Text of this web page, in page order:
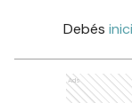
Debés
Ads